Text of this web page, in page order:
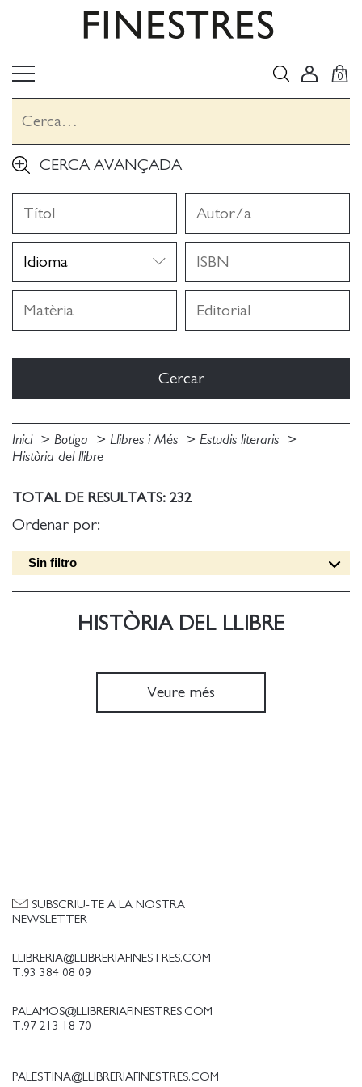
0
CERCA AVANÇADA
Inici Botiga Llibres i Més
Estudis literaris
Història del llibre
TOTAL DE RESULTATS: 232
Ordenar por:
Sin filtro
Data edició [ASC]
HISTÒRIA DEL LLIBRE
Veure més
LLIBRERIA@LLIBRERIAFINESTRES.COM
T.93 384 08 09
PALAMOS@LLIBRERIAFINESTRES.COM
T.97 213 18 70
PALESTINA@LLIBRERIAFINESTRES.COM
SUBSCRIU-TE A LA NOSTRA
NEWSLETTER